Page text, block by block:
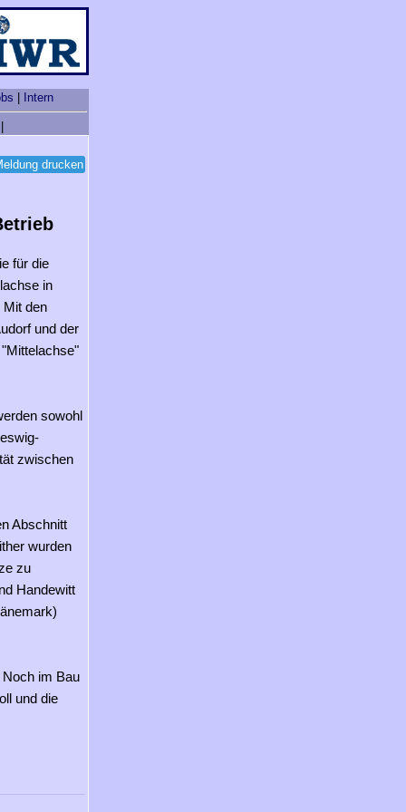
Intern
drucken
für die
in
Mit den
und der
sowohl
zwischen
Abschnitt
wurden
zu
Handewitt
im Bau
und die